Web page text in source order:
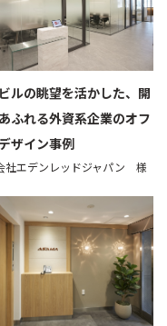
ルの眺望を活かした、開
ふれる外資系企業のオフ
ザイン事例
社エデンレッドジャパン 様